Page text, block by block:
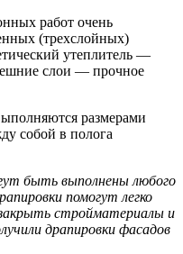
работ очень
(трехслойных)
утеплитель —
слои — прочное
размерами
собой в полога
быть выполнены любого
помогут легко
стройматериалы и
драпировки фасадов